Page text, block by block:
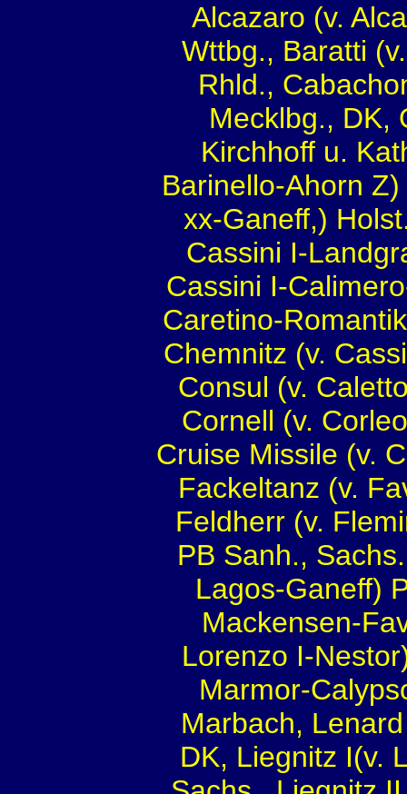
Alcazaro (v.
Wttbg., Baratti
Rhld.,
Mecklbg., DK,
Kirchhoff u.
Barinello-Ahorn
xx-Ganeff,)
Cassini I-
Cassini I-
Caretino-
Chemnitz (v.
Consul (v.
Cornell (v.
Cruise Missile (v.
Fackeltanz (v.
Feldherr (v.
PB Sanh.,
Lagos-Ganeff)
Mackensen-
Lorenzo I-
Marmor-
Marbach,
DK, Liegnitz I(v.